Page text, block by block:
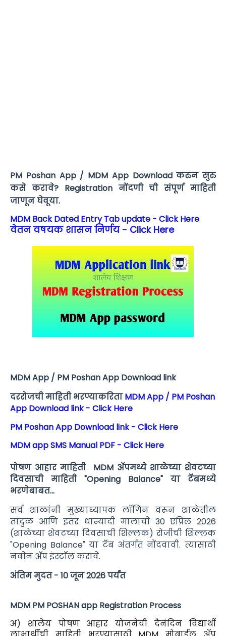
PM Poshan App / MDM App Download करुन सुरु
कसे करावे? Registration नोंदणी ची संपूर्ण माहिती
जाणून घेवूया.
MDM Back Dated Entry Tab update - Click Here
वेतन वषयक शासन निर्णय - Click Here
MDM App / PM Poshan App Download link
दररोजची माहिती भरण्याकरिता MDM App / PM Poshan
App Download link - Click Here
PM Poshan App Download link - Click Here
MDM app SMS Manual PDF - Click Here
पोषण आहार माहिती MDM ॲपमध्ये शाळेच्या शेवटच्या
दिवसाची माहिती "Opening Balance" या टॅबमध्ये
भरणेबाबत...
सर्व शाळांनी मुख्याध्यापक लॉगिन वरून शाळेतील
तांदुळ आणि इतर धान्यादी मालाची 30 एप्रिल 2026
(शाळेच्या शेवटच्या दिवसाची शिल्लक) रोजीची शिल्लक
"Opening Balance" या टॅब अंतर्गत नोंदवावी. त्यासाठी
नवीन ॲप इंस्टॉल करावे.
अंतिम मुदत - 10 जून 2026 पर्यंत
MDM PM POSHAN app Registration Process
अ) शालेय पोषण आहार योजनेची दैनंदिन विद्यार्थी